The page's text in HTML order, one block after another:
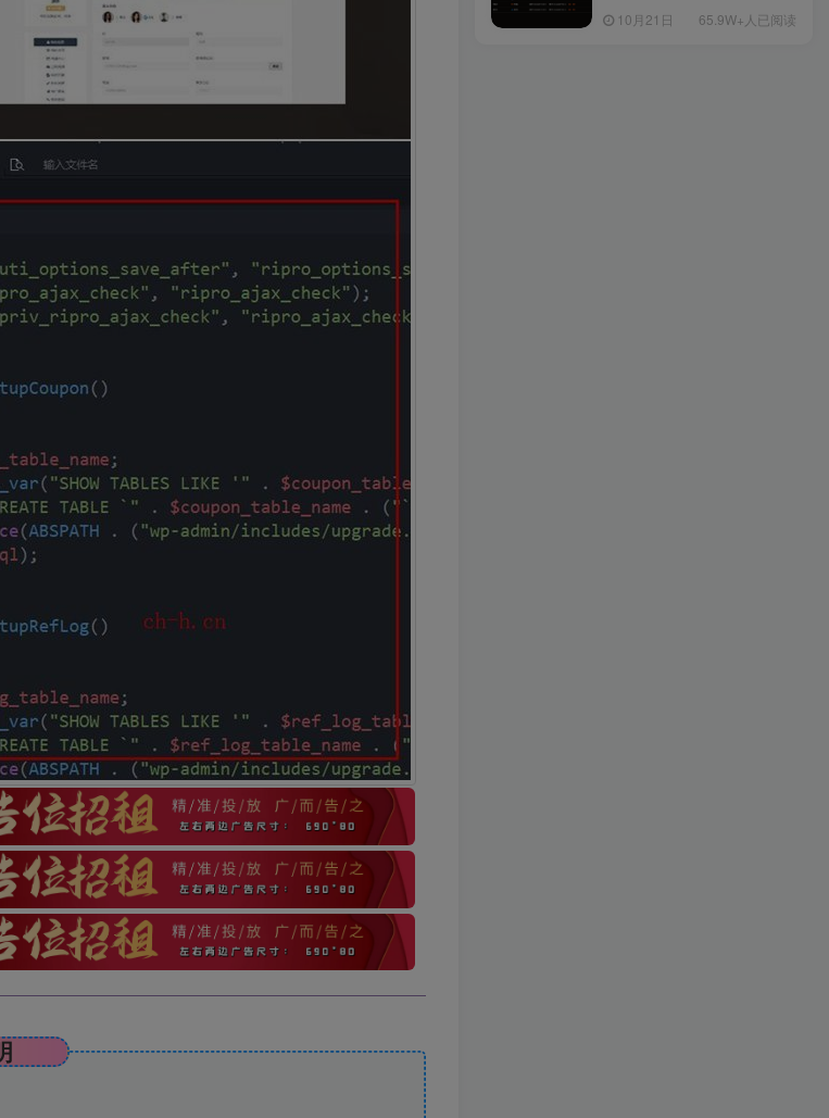
10月21日 65.9W+人已阅读